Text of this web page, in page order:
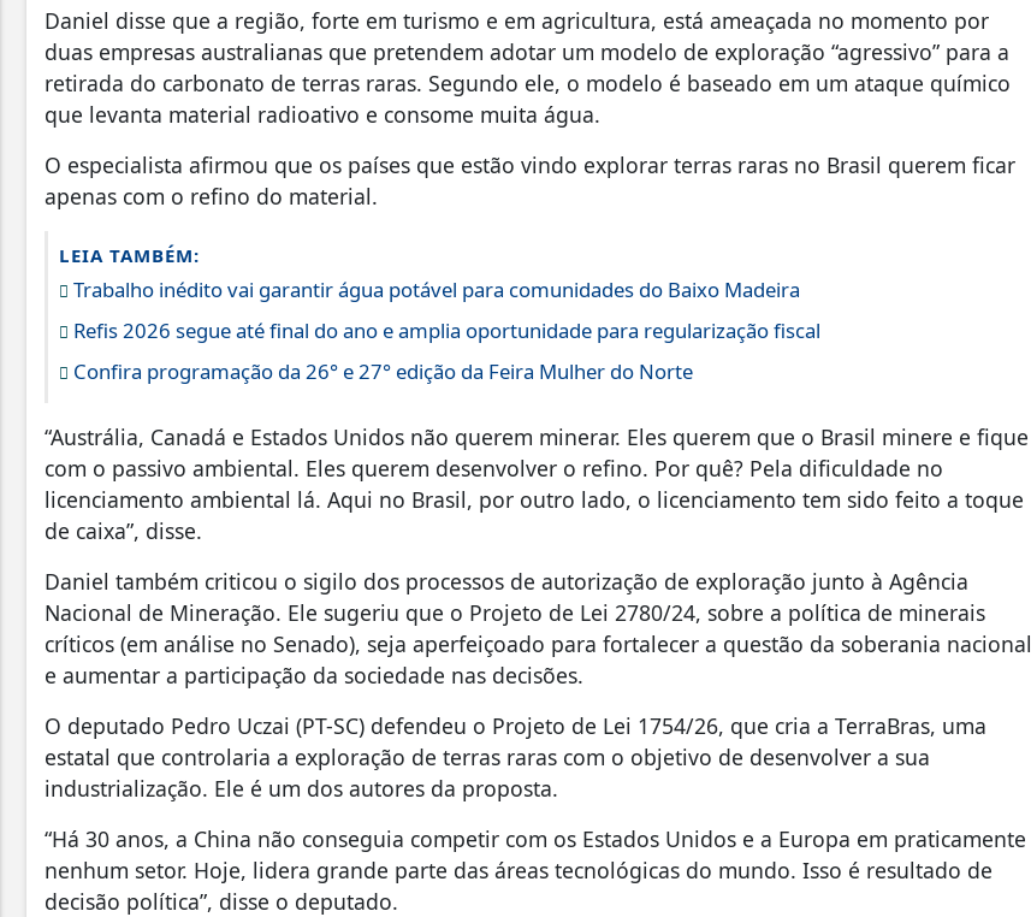
Daniel disse que a região, forte em turismo e em agricultura, está ameaçada no momento por
duas empresas australianas que pretendem adotar um modelo de exploração “agressivo” para a
retirada do carbonato de terras raras. Segundo ele, o modelo é baseado em um ataque químico
que levanta material radioativo e consome muita água.
O especialista afirmou que os países que estão vindo explorar terras raras no Brasil querem ficar
apenas com o refino do material.
LEIA TAMBÉM:
Trabalho inédito vai garantir água potável para comunidades do Baixo Madeira
Refis 2026 segue até final do ano e amplia oportunidade para regularização fiscal
Confira programação da 26° e 27° edição da Feira Mulher do Norte
“Austrália, Canadá e Estados Unidos não querem minerar. Eles querem que o Brasil minere e fique
com o passivo ambiental. Eles querem desenvolver o refino. Por quê? Pela dificuldade no
licenciamento ambiental lá. Aqui no Brasil, por outro lado, o licenciamento tem sido feito a toque
de caixa”, disse.
Daniel também criticou o sigilo dos processos de autorização de exploração junto à Agência
Nacional de Mineração. Ele sugeriu que o Projeto de Lei 2780/24, sobre a política de minerais
críticos (em análise no Senado), seja aperfeiçoado para fortalecer a questão da soberania nacional
e aumentar a participação da sociedade nas decisões.
O deputado Pedro Uczai (PT-SC) defendeu o Projeto de Lei 1754/26, que cria a TerraBras, uma
estatal que controlaria a exploração de terras raras com o objetivo de desenvolver a sua
industrialização. Ele é um dos autores da proposta.
“Há 30 anos, a China não conseguia competir com os Estados Unidos e a Europa em praticamente
nenhum setor. Hoje, lidera grande parte das áreas tecnológicas do mundo. Isso é resultado de
decisão política”, disse o deputado.